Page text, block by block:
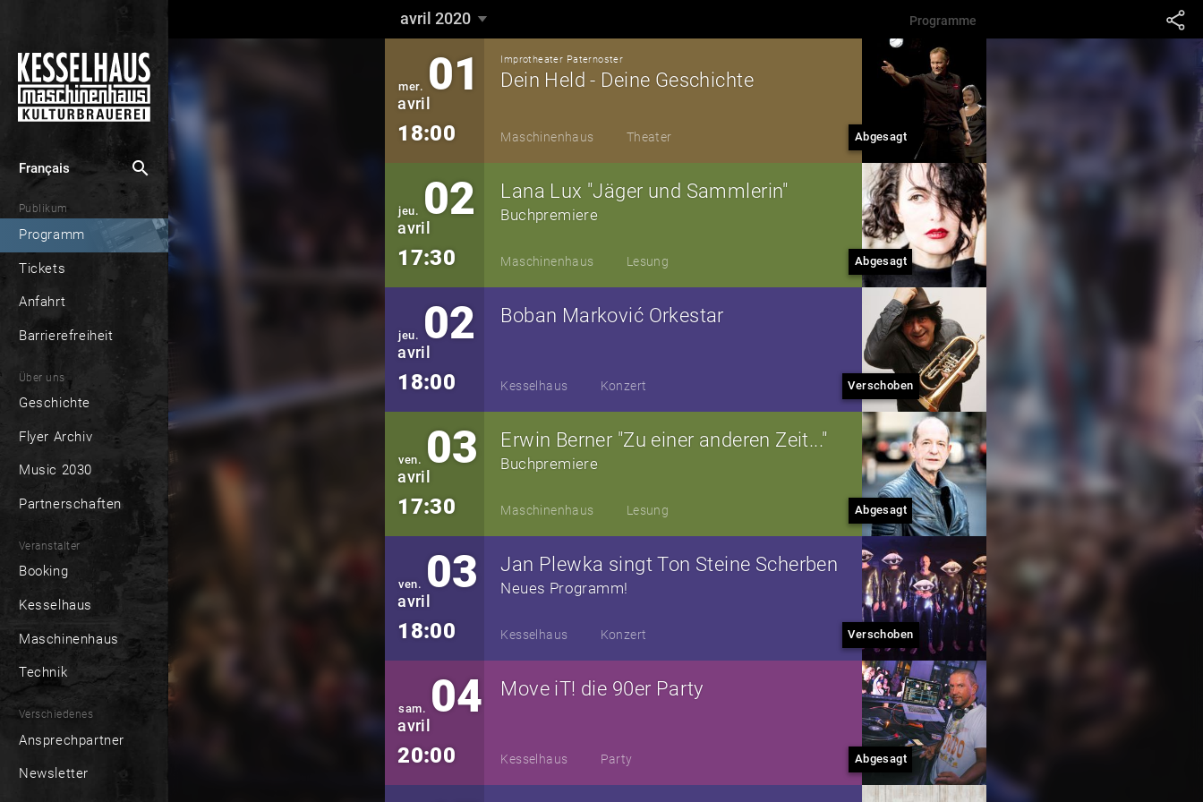
Français search
Publikum
Programm
Tickets
Anfahrt
Barrierefreiheit
Über uns
Geschichte
Flyer Archiv
Music 2030
Partnerschaften
Veranstalter
Booking
Kesselhaus
Maschinenhaus
Technik
Verschiedenes
Ansprechpartner
Newsletter
Programme
avril 2020
mer. 01
avril
18:00
Improtheater Paternoster
Dein Held - Deine Geschichte
Maschinenhaus Theater Abgesagt
jeu. 02
avril
17:30
Lana Lux "Jäger und Sammlerin"
Buchpremiere
Maschinenhaus Lesung Abgesagt
jeu. 02
avril
18:00
Boban Marković Orkestar
Kesselhaus Konzert Verschoben
ven. 03
avril
17:30
Erwin Berner "Zu einer anderen Zeit..."
Buchpremiere
Maschinenhaus Lesung Abgesagt
ven. 03
avril
18:00
Jan Plewka singt Ton Steine Scherben
Neues Programm!
Kesselhaus Konzert Verschoben
sam. 04
avril
20:00
Move iT! die 90er Party
Kesselhaus Party Abgesagt
avril 2020 ▼